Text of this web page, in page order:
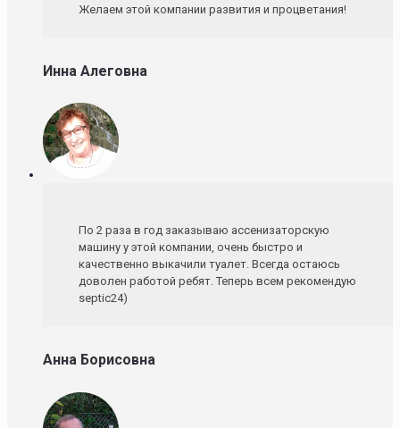
Желаем этой компании развития и процветания!
Инна Алеговна
По 2 раза в год заказываю ассенизаторскую
машину у этой компании, очень быстро и
качественно выкачили туалет. Всегда остаюсь
доволен работой ребят. Теперь всем рекомендую
septic24)
Анна Борисовна